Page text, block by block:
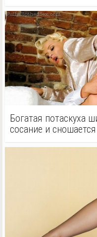
Богатая потаскуха
сосание и